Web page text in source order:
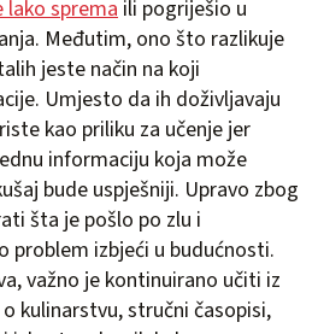
lako sprema ili pogriješio u
Međutim, ono što razlikuje
jeste način na koji
Umjesto da ih doživljavaju
kao priliku za učenje jer
informaciju koja može
bude uspješniji. Upravo zbog
šta je pošlo po zlu i
problem izbjeći u budućnosti.
važno je kontinuirano učiti iz
kulinarstvu, stručni časopisi,